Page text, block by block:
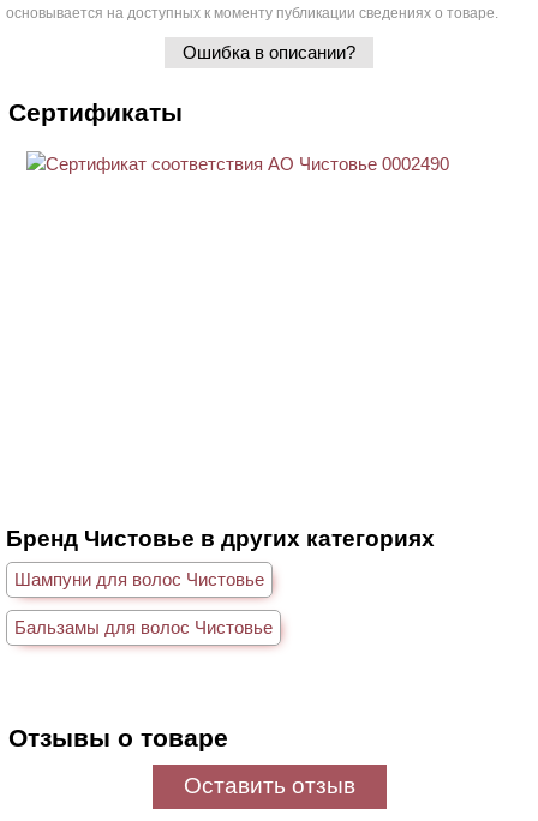
основывается на доступных к моменту публикации сведениях о товаре.
Ошибка в описании?
Сертификаты
Бренд Чистовье в других категориях
Шампуни для волос Чистовье
Бальзамы для волос Чистовье
Отзывы о товаре
Оставить отзыв